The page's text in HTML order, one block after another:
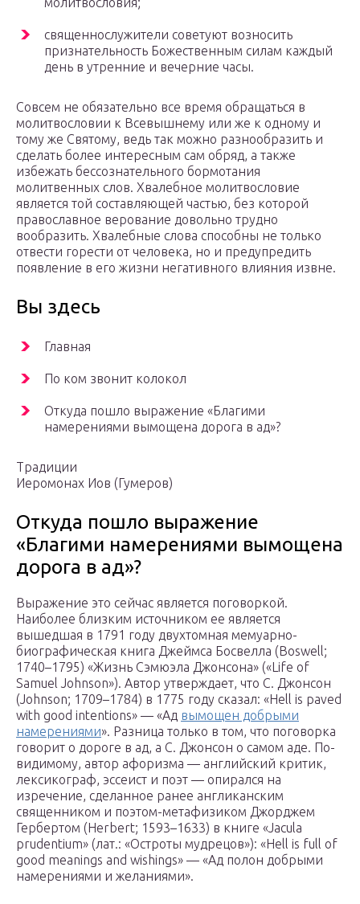
священнослужители советуют возносить
признательность Божественным силам каждый
день в утренние и вечерние часы.
Совсем не обязательно все время обращаться в
молитвословии к Всевышнему или же к одному и
тому же Святому, ведь так можно разнообразить и
сделать более интересным сам обряд, а также
избежать бессознательного бормотания
молитвенных слов. Хвалебное молитвословие
является той составляющей частью, без которой
православное верование довольно трудно
вообразить. Хвалебные слова способны не только
отвести горести от человека, но и предупредить
появление в его жизни негативного влияния извне.
Вы здесь
Главная
По ком звонит колокол
Откуда пошло выражение «Благими
намерениями вымощена дорога в ад»?
Традиции
Иеромонах Иов (Гумеров)
Откуда пошло выражение
«Благими намерениями вымощена
дорога в ад»?
Выражение это сейчас является поговоркой.
Наиболее близким источником ее является
вышедшая в 1791 году двухтомная мемуарно-
биографическая книга Джеймса Босвелла (Boswell;
1740–1795) «Жизнь Сэмюэла Джонсона» («Life of
Samuel Johnson»). Автор утверждает, что С. Джонсон
(Johnson; 1709–1784) в 1775 году сказал: «Hell is paved
with good intentions» — «Ад вымощен добрыми
намерениями». Разница только в том, что поговорка
говорит о дороге в ад, а С. Джонсон о самом аде. По-
видимому, автор афоризма — английский критик,
лексикограф, эссеист и поэт — опирался на
изречение, сделанное ранее англиканским
священником и поэтом-метафизиком Джорджем
Гербертом (Herbert; 1593–1633) в книге «Jacula
prudentium» (лат.: «Остроты мудрецов»): «Hell is full of
good meanings and wishings» — «Ад полон добрыми
намерениями и желаниями».